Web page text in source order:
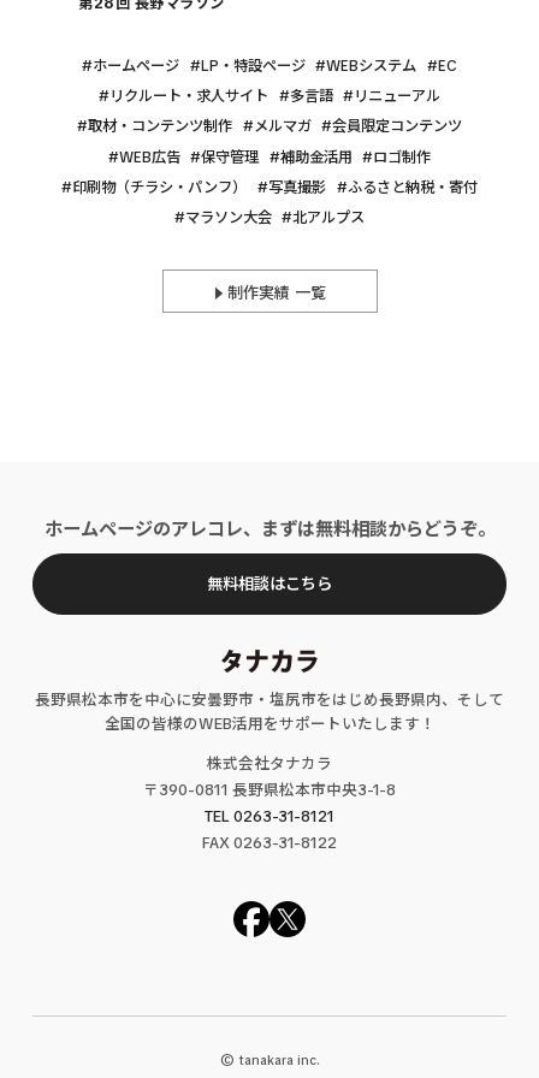
ホームページ LP・特設ページ WEBシステム
EC
リクルート・求人サイト
多言語
リニューアル
取材・コンテンツ制作
メルマガ
会員限定コンテンツ
WEB広告
保守管理 補助金活用
ロゴ制作
印刷物（チラシ・パンフ）
写真撮影
ふるさと納税・寄付
マラソン大会
北アルプス
制作実績 一覧
長野県松本市を中心に安曇野市・塩尻市をはじめ長野県内、そして
全国の皆様のWEB活用をサポートいたします！
株式会社タナカラ
〒390-0811 長野県松本市中央3-1-8
TEL 0263-31-8121
FAX0263-31-8122
ホームページのアレコレ、まずは無料相談からどうぞ。
無料相談はこちら
© tanakara inc.